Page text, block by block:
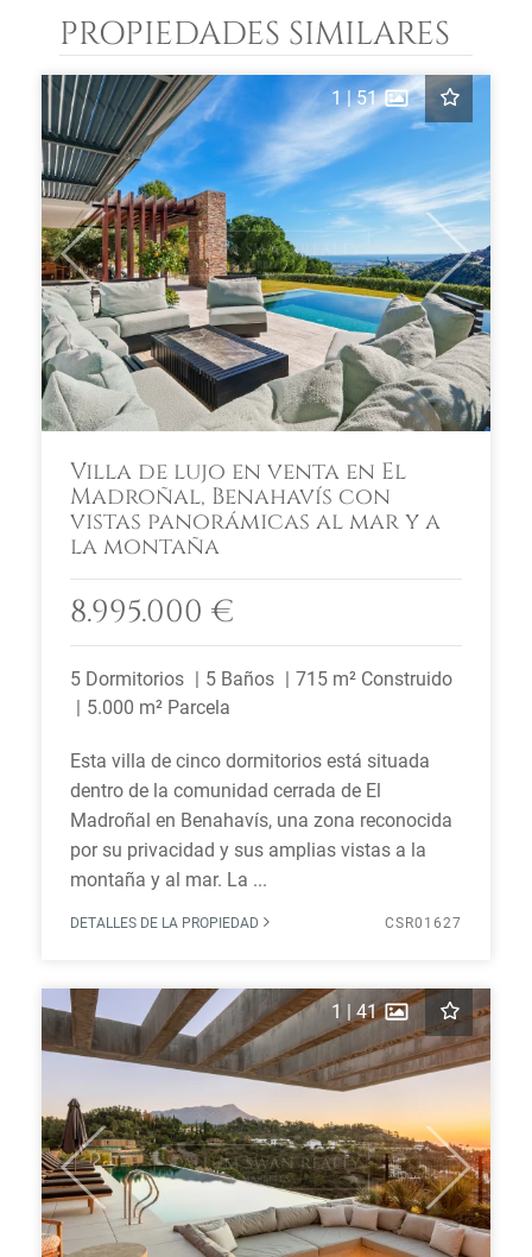
PROPIEDADES SIMILARES
Previous Next
1|51
Villa de lujo en venta en El
Madroñal, Benahavís con
vistas panorámicas al mar y a
la montaña
8.995.000 €
5 Dormitorios 5 Baños
715 m² Construido
5.000 m² Parcela
Esta villa de cinco dormitorios está situada
dentro de la comunidad cerrada de El
Madroñal en Benahavís, una zona reconocida
por su privacidad y sus amplias vistas a la
montaña y al mar. La ...
DETALLES DE LA PROPIEDAD CSR01627
Previous Next
1 |41